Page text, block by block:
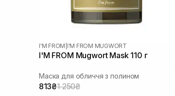
I'M FROM I'M FROM MUGWORT
I'M FROM Mugwort Mask 110 г
Маска для обличчя з полином
813₴1 250₴